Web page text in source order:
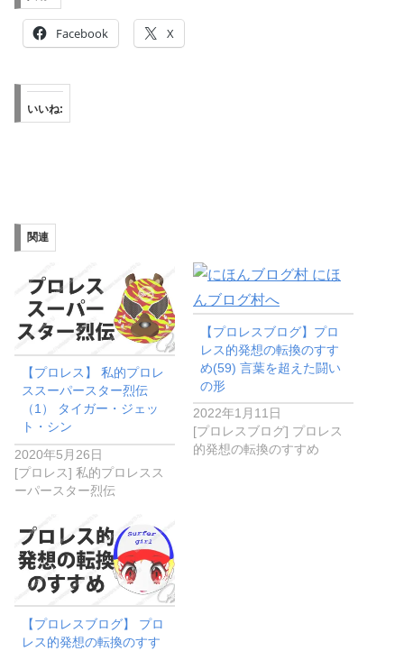
Facebook X
いいね:
関連
【プロレス】 私的プロレ
ススーパースター烈伝
（1） タイガー・ジェッ
ト・シン
2020年5月26日
[プロレス] 私的プロレスス
ーパースター烈伝
【プロレスブログ】プロ
レス的発想の転換のすす
め(59) 言葉を超えた闘い
の形
2022年1月11日
[プロレスブログ] プロレス
的発想の転換のすすめ
【プロレスブログ】 プロ
レス的発想の転換のすす